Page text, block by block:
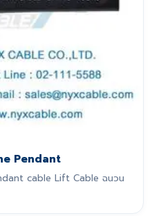
Pendant
cable Lift Cable ฉนวน